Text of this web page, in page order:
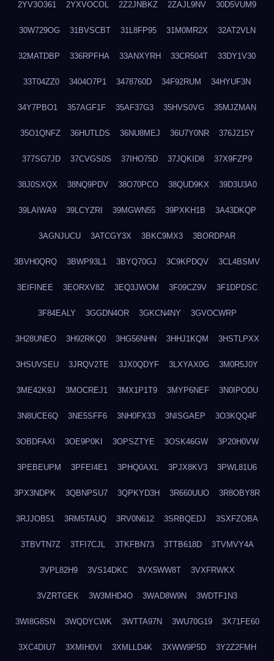
2YV3O361 2YXVOCOL 2Z2JNBKZ 2ZAJL9NV 30D5VUM9
30W729OG 31BVSCBT 31L8FP95 31M0MR2X 32AT2VLN
32MATDBP 336RPFHA 33ANXYRH 33CR504T 33DY1V30
33T04ZZ0 3404O7P1 3478760D 34F92RUM 34HYUF3N
34Y7PBO1 357AGF1F 35AF37G3 35HVS0VG 35MJZMAN
35O1QNFZ 36HUTLDS 36NU8MEJ 36U7Y0NR 376J215Y
377SG7JD 37CVGS0S 37IHO75D 37JQKID8 37X9FZP9
38J0SXQX 38NQ9PDV 38O70PCO 38QUD9KX 39D3U3A0
39LAIWA9 39LCYZRI 39MGWN55 39PXKH1B 3A43DKQP
3AGNJUCU 3ATCGY3X 3BKC9MX3 3BORDPAR
3BVH0QRQ 3BWP93L1 3BYQ70GJ 3C9KPDQV 3CL4BSMV
3EIFINEE 3EORXV8Z 3EQ3JWOM 3F09CZ9V 3F1DPDSC
3F84EALY 3GGDN4OR 3GKCN4NY 3GVOCWRP
3H28UNEO 3H92RKQ0 3HG56NHN 3HHJ1KQM 3HSTLPXX
3HSUVSEU 3JRQV2TE 3JX0QDYF 3LXYAX0G 3M0R5J0Y
3ME42K9J 3MOCREJ1 3MX1P1T9 3MYP6NEF 3N0IPODU
3N8UCE6Q 3NE5SFF6 3NH0FX33 3NISGAEP 3O3KQQ4F
3OBDFAXI 3OE9P0KI 3OPSZTYE 3OSK46GW 3P20H0VW
3PEBEUPM 3PFEI4E1 3PHQ0AXL 3PJX8KV3 3PWL81U6
3PX3NDPK 3QBNPSU7 3QPKYD3H 3R660UUO 3R8OBY8R
3RJJOB51 3RM5TAUQ 3RV0N612 3SRBQEDJ 3SXFZOBA
3TBVTN7Z 3TFI7CJL 3TKFBN73 3TTB618D 3TVMVY4A
3VPL82H9 3VS14DKC 3VX5WW8T 3VXFRWKX
3VZRTGEK 3W3MHD4O 3WAD8W9N 3WDTF1N3
3WI8G8SN 3WQDYCWK 3WTTA97N 3WU70G19 3X71FE60
3XC4DIU7 3XMIH0VI 3XMLLD4K 3XWW9P5D 3Y2Z2FMH